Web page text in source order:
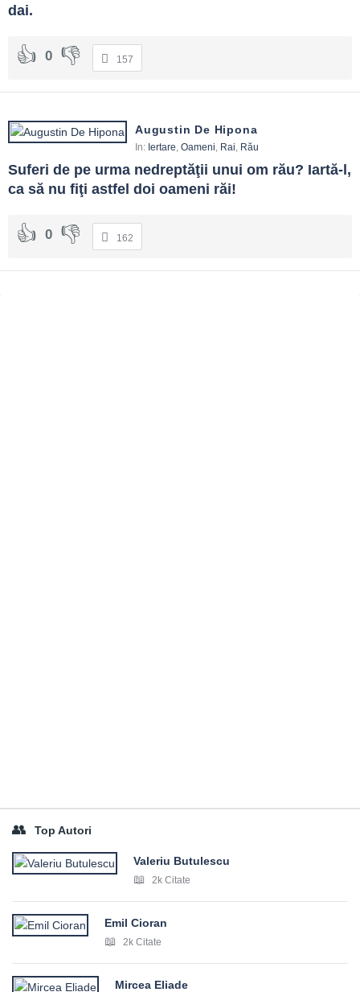
dai.
0 157
Augustin De Hipona
In: Iertare Oameni Rai Rău
Suferi de pe urma nedreptăţii unui om rău? Iartă-l,
ca să nu fiţi astfel doi oameni răi!
0 162
Top Autori
Valeriu Butulescu
2k Citate
Emil Cioran
2k Citate
Mircea Eliade